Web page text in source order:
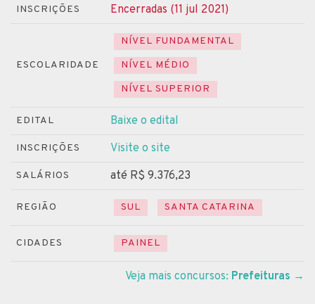
INSCRIÇÕES Encerradas (11 jul 2021)
ESCOLARIDADE
NÍVEL FUNDAMENTAL
NÍVEL MÉDIO
NÍVEL SUPERIOR
EDITAL Baixe o edital
INSCRIÇÕES Visite o site
SALÁRIOS até R$ 9.376,23
REGIÃO SUL SANTA CATARINA
CIDADES PAINEL
Veja mais concursos: Prefeituras →